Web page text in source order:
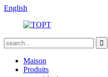
English
Maison
Produits